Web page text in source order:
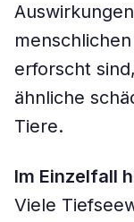
erforscht
ähnliche
Tiere.
Im Einzelfall
Viele